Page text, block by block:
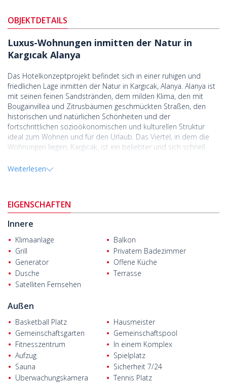
OBJEKTDETAILS
Luxus-Wohnungen inmitten der Natur in
Kargıcak Alanya
Das Hotelkonzeptprojekt befindet sich in einer ruhigen und
friedlichen Lage inmitten der Natur in Kargıcak, Alanya. Alanya ist
mit seinen feinen Sandstränden, dem milden Klima, den mit
Bougainvillea und Zitrusbäumen geschmückten Straßen, den
historischen und natürlichen Schönheiten und der
fortschrittlichen sozioökonomischen und kulturellen Struktur
ideal zum Wohnen und für den Urlaub. Das Viertel, in dem die
Wohnungen liegen, Kargıcak, ist ein beliebter und sich schnell
Luxusprojekten.
vom Flughafen Alanya-Gazipaşa und 130 km vom Flughafen
Antalya entfernt.
einem insgesamt 16.113 m² großen Grundstück gebaut wurde.
Das Projekt für die Ferienanlage besteht aus 11 Wohnblöcken
und 16 freistehenden Villen. Das Projekt bietet 5-Sterne-Hotel-
Einrichtungen.
Der luxuriöse Komplex bietet reichhaltige soziale Einrichtungen
Sauna, große Gärten, Innen- und Außenspielplätze für Kinder
sowie Parkplätze für den Komfort der Bewohner.
Die Luxuswohnungen werden mit schicken Bodenbelägen,
Fenstern, Innen- und Außentüren, reichlich Beleuchtung, Küchen-
und Badezimmerschränken, Balkon- und Treppengeländern,
Strom-, Heizungs- und Wasserinstallationen ausgestattet.
Weiterlesen
EIGENSCHAFTEN
Innere
Klimaanlage
Balkon
Grill
Privatem Badezimmer
Generator
Offene Küche
Dusche
Terrasse
Satelliten Fernsehen
Außen
Basketball Platz
Hausmeister
Gemeinschaftsgarten
Gemeinschaftspool
Fitnesszentrum
In einem Komplex
Aufzug
Spielplatz
Sauna
Sicherheit 7/24
Überwachungskamera
Tennis Platz